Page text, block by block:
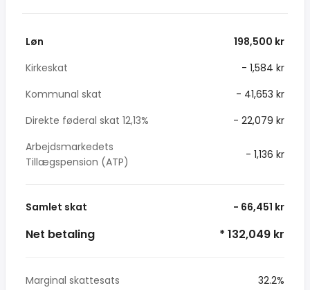
Løn
198,500 kr
Kirkeskat
- 1,584 kr
Kommunal skat
- 41,653 kr
Direkte føderal skat 12,13%
- 22,079 kr
Arbejdsmarkedets
Tillægspension (ATP)
- 1,136 kr
Samlet skat - 66,451 kr
Net betaling * 132,049 kr
Marginal skattesats
32.2%